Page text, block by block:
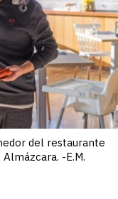
del restaurante
-E.M.